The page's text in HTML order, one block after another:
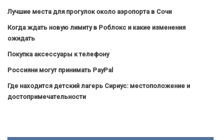
Лучшие места для прогулок около аэропорта в Сочи
Когда ждать новую лимиту в Роблокс и какие изменения
ожидать
Покупка аксессуары к телефону
Россияни могут принимать PayPal
Где находится детский лагерь Сириус: местоположение и
достопримечательности